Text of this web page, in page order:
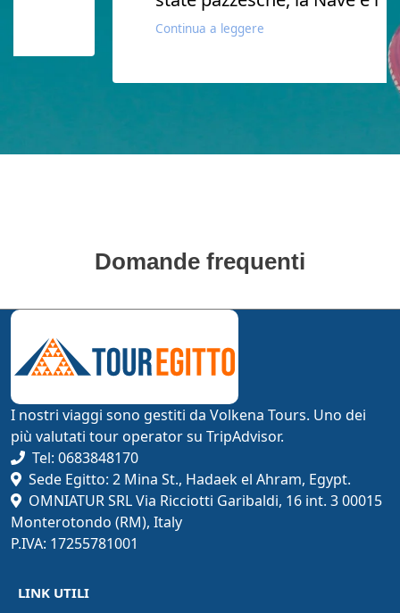
Continua a leggere
Domande frequenti
I nostri viaggi sono gestiti da Volkena Tours. Uno dei
più valutati tour operator su TripAdvisor.
Tel: 0683848170
Sede Egitto: 2 Mina St., Hadaek el Ahram, Egypt.
OMNIATUR SRL Via Ricciotti Garibaldi, 16 int. 3 00015
Monterotondo (RM), Italy
P.IVA: 17255781001
LINK UTILI